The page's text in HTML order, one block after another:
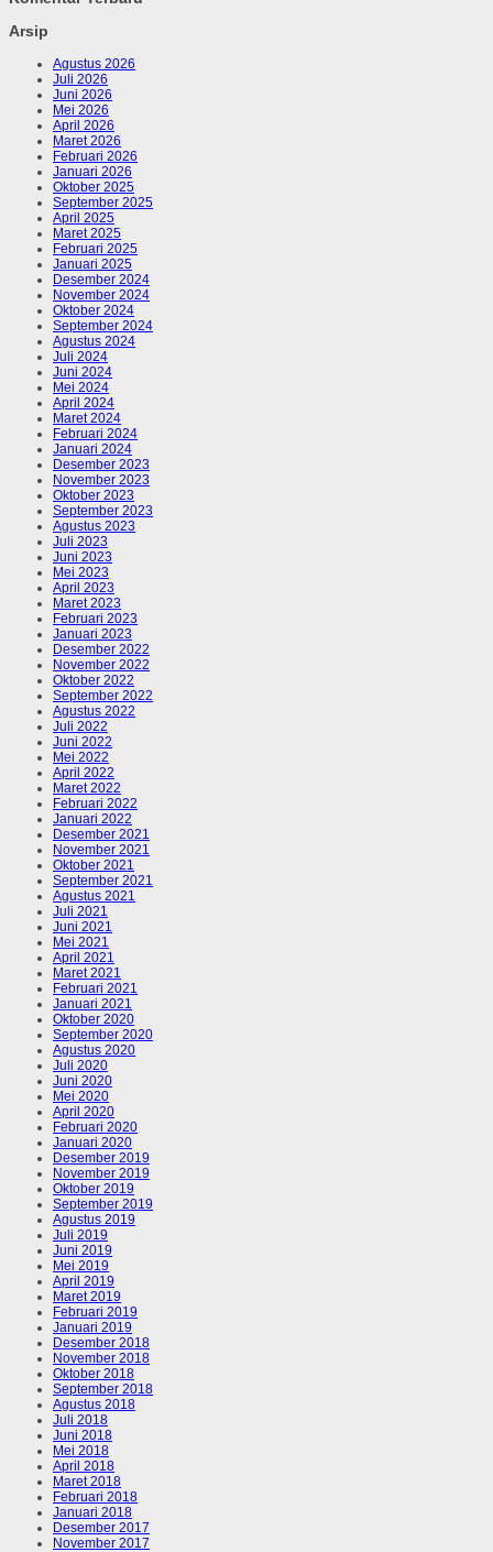
Arsip
Agustus 2026
Juli 2026
Juni 2026
Mei 2026
April 2026
Maret 2026
Februari 2026
Januari 2026
Oktober 2025
September 2025
April 2025
Maret 2025
Februari 2025
Januari 2025
Desember 2024
November 2024
Oktober 2024
September 2024
Agustus 2024
Juli 2024
Juni 2024
Mei 2024
April 2024
Maret 2024
Februari 2024
Januari 2024
Desember 2023
November 2023
Oktober 2023
September 2023
Agustus 2023
Juli 2023
Juni 2023
Mei 2023
April 2023
Maret 2023
Februari 2023
Januari 2023
Desember 2022
November 2022
Oktober 2022
September 2022
Agustus 2022
Juli 2022
Juni 2022
Mei 2022
April 2022
Maret 2022
Februari 2022
Januari 2022
Desember 2021
November 2021
Oktober 2021
September 2021
Agustus 2021
Juli 2021
Juni 2021
Mei 2021
April 2021
Maret 2021
Februari 2021
Januari 2021
Oktober 2020
September 2020
Agustus 2020
Juli 2020
Juni 2020
Mei 2020
April 2020
Februari 2020
Januari 2020
Desember 2019
November 2019
Oktober 2019
September 2019
Agustus 2019
Juli 2019
Juni 2019
Mei 2019
April 2019
Maret 2019
Februari 2019
Januari 2019
Desember 2018
November 2018
Oktober 2018
September 2018
Agustus 2018
Juli 2018
Juni 2018
Mei 2018
April 2018
Maret 2018
Februari 2018
Januari 2018
Desember 2017
November 2017